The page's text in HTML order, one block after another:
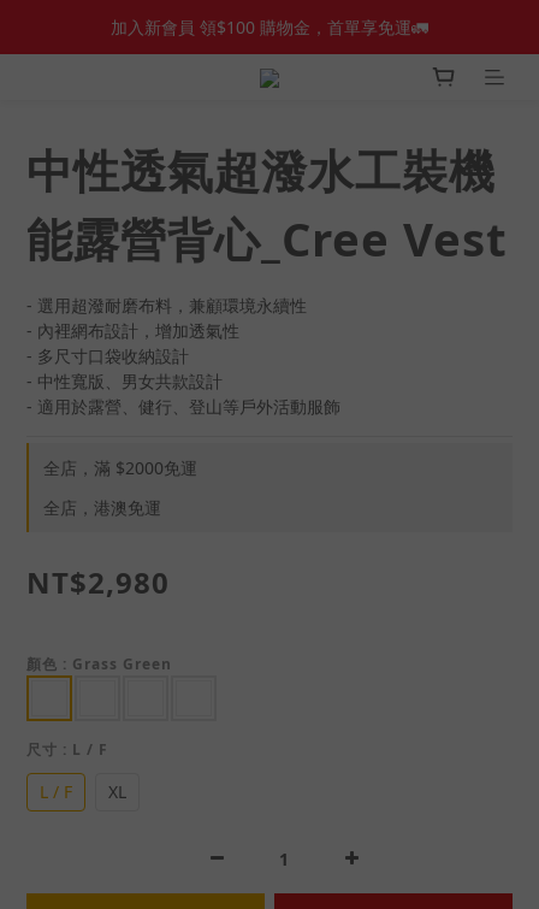
加入新會員 領$100 購物金，首單享免運🚛
加入新會員 領$100 購物金，首單享免運🚛
【新品上市】Amplid＿雪板
加入新會員 領$100 購物金，首單享免運🚛
中性透氣超潑水工裝機
能露營背心_Cree Vest
- 選用超潑耐磨布料，兼顧環境永續性
- 內裡網布設計，增加透氣性
- 多尺寸口袋收納設計
- 中性寬版、男女共款設計
- 適用於露營、健行、登山等戶外活動服飾
全店，滿 $2000免運
全店，港澳免運
NT$2,980
顏色 : Grass Green
尺寸 : L / F
L / F XL